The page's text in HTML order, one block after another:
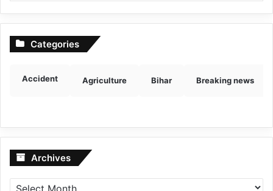
Categories
Accident Agriculture Bihar Breaking news
Archives Archives